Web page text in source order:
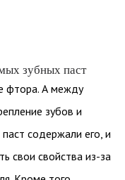
зубных паст
фтора. А между
зубов и
содержали его, и
свои свойства из-за